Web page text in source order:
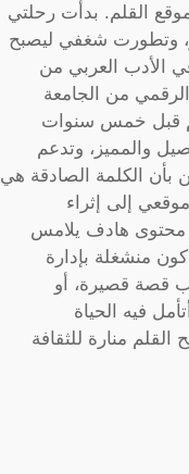
القلم. بدأت رحلتي
وتطورت شغفي ليصبح
الأدب العربي من
من الجامعة
قبل خمس سنوات
والمميز، وتدعم
بأن الكلمة الصادقة هي
إلى إثراء
محتوى هادف يلامس
منشغلة بإدارة
قصة قصيرة، أو
فيه الحياة
منارة للثقافة